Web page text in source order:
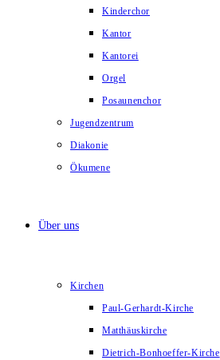
Kinderchor
Kantor
Kantorei
Orgel
Posaunenchor
Jugendzentrum
Diakonie
Ökumene
Über uns
Kirchen
Paul-Gerhardt-Kirche
Matthäuskirche
Dietrich-Bonhoeffer-Kirche